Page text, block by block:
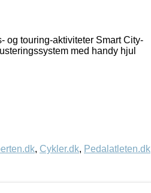
og touring-aktiviteter Smart City-
med handy hjul
, Cykler.dk, Pedalatleten.dk